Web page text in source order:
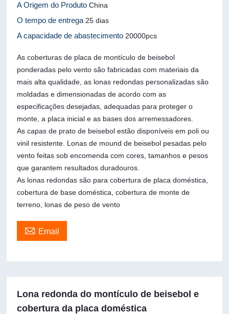
A Origem do ProdutoChina
O tempo de entrega 25 dias
A capacidade de abastecimento 20000pcs
As coberturas de placa de montículo de beisebol
ponderadas pelo vento são fabricadas com materiais da
mais alta qualidade, as lonas redondas personalizadas são
moldadas e dimensionadas de acordo com as
especificações desejadas, adequadas para proteger o
monte, a placa inicial e as bases dos arremessadores.
As capas de prato de beisebol estão disponíveis em poli ou
vinil resistente. Lonas de mound de beisebol pesadas pelo
vento feitas sob encomenda com cores, tamanhos e pesos
que garantem resultados duradouros.
As lonas redondas são para cobertura de placa doméstica,
cobertura de base doméstica, cobertura de monte de
terreno, lonas de peso de vento
 Email
Lona redonda do montículo de beisebol e
cobertura da placa doméstica